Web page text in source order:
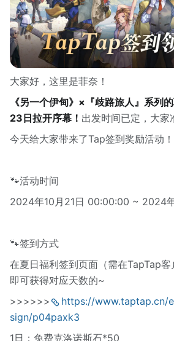
大家好，这里是菲奈！
《另一个伊甸》×『歧路旅人』系列
23日拉开序幕！ 出发时间已定，大家
今天给大家带来了Tap签到奖励活动！
🐾活动时间
2024年10月21日 00:00:00 ~ 2024
🐾签到方式
在夏日福利签到页面（需在TapTap
即可获得对应天数的~
>>>>>>
https://www.taptap.cn/
sign/p04paxk3
1日：免费克洛诺斯石*50